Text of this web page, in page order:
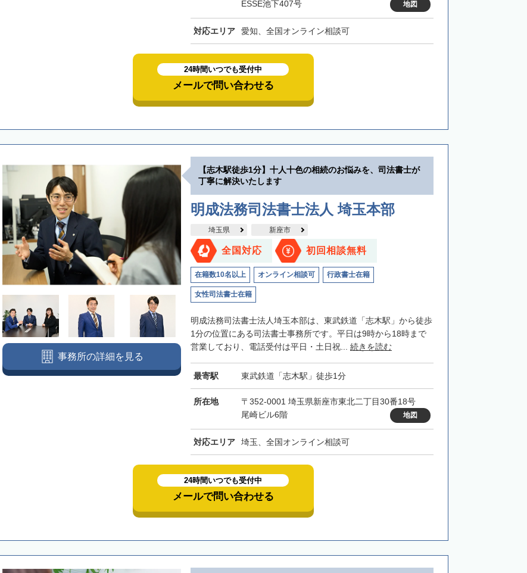
ESSE池下407号
地図
対応エリア 愛知、全国オンライン相談可
24時間いつでも受付中
メールで問い合わせる
【志木駅徒歩1分】十人十色の相続のお悩みを、司法書士が
丁寧に解決いたします
明成法務司法書士法人 埼玉本部
埼玉県 新座市
全国対応 初回相談無料
在籍数10名以上 オンライン相談可 行政書士在籍
女性司法書士在籍
明成法務司法書士法人埼玉本部は、東武鉄道「志木駅」から徒歩
1分の位置にある司法書士事務所です。平日は9時から18時まで
営業しており、電話受付は平日・土日祝... 続きを読む
最寄駅 東武鉄道「志木駅」徒歩1分
所在地
〒352-0001 埼玉県新座市東北二丁目30番18号
尾崎ビル6階
地図
対応エリア 埼玉、全国オンライン相談可
事務所の詳細を見る
24時間いつでも受付中
メールで問い合わせる